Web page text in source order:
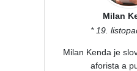
Milan
* 19.
Milan Kenda je
aforista a